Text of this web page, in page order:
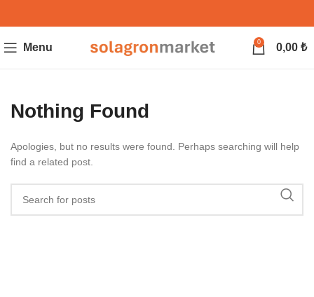
Menu 0 0,00 ₺
Nothing Found
Apologies, but no results were found. Perhaps searching will help
find a related post.